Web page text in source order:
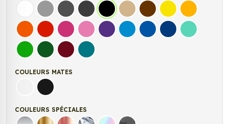
Blanc Gris Gris FoncéGris Anthracite
Noir Beige Marron Jaune ClairJaune
OrangeRouge FuchsiaRose Violet Bleu clairBleu MoyenBleu FoncéBleu Vert
Vert clairVert FoncéBordeauxTurquoise
COULEURS MATES
Blanc matNoir mat
COULEURS SPÉCIALES